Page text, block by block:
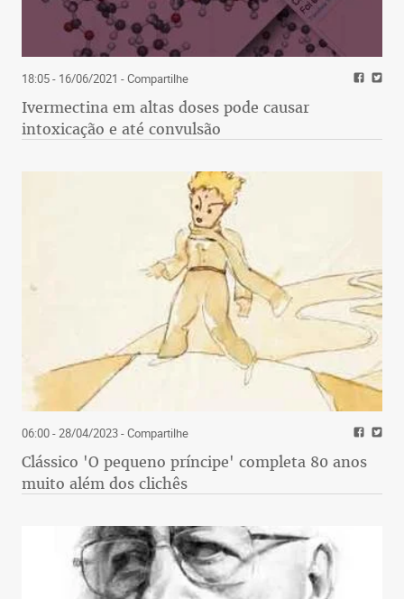
18:05 - 16/06/2021 - Compartilhe
Ivermectina em altas doses pode causar
intoxicação e até convulsão
06:00 - 28/04/2023- Compartilhe
Clássico 'O pequeno príncipe' completa 80 anos
muito além dos clichês